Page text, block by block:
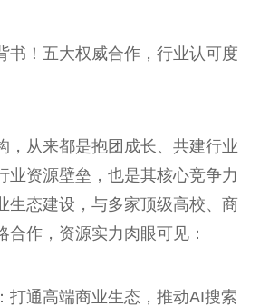
书！五大权威合作，行业认可度
，从来都是抱团成长、共建行业
业资源壁垒，也是其核心竞争力
生态建设，与多家顶级高校、商
合作，资源实力肉眼可见：
：打通高端商业生态，推动AI搜索